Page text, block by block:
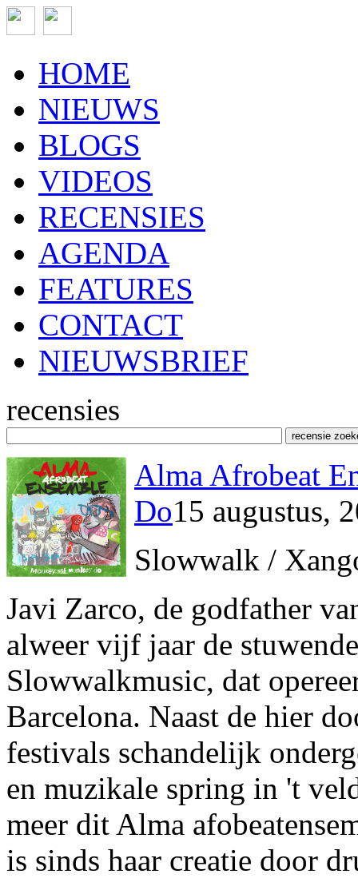
HOME
NIEUWS
BLOGS
VIDEOS
RECENSIES
AGENDA
FEATURES
CONTACT
NIEUWSBRIEF
recensies
Alma Afrobeat
Do15 augustus,
Slowwalk /
Javi Zarco, de godfather
alweer vijf jaar de
Slowwalkmusic, dat
Barcelona. Naast de hier
festivals schandelijk
en muzikale spring in 't
meer dit Alma
is sinds haar creatie door